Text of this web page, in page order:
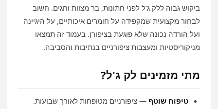
ביקוש גבוה ללק ג'ל לפני חתונות, בר מצוות וחגים. חשוב
לבחור מקצועית שמקפידה על חומרים איכותיים, על היגיינה
ועל הורדה נכונה שלא פוגעת בציפורן. בעמוד זה תמצאו
מניקוריסטיות ומעצבות ציפורניים בנתיבות והסביבה.
מתי מזמינים לק ג'ל?
טיפוח שוטף — ציפורניים מטופחות לאורך שבועות.